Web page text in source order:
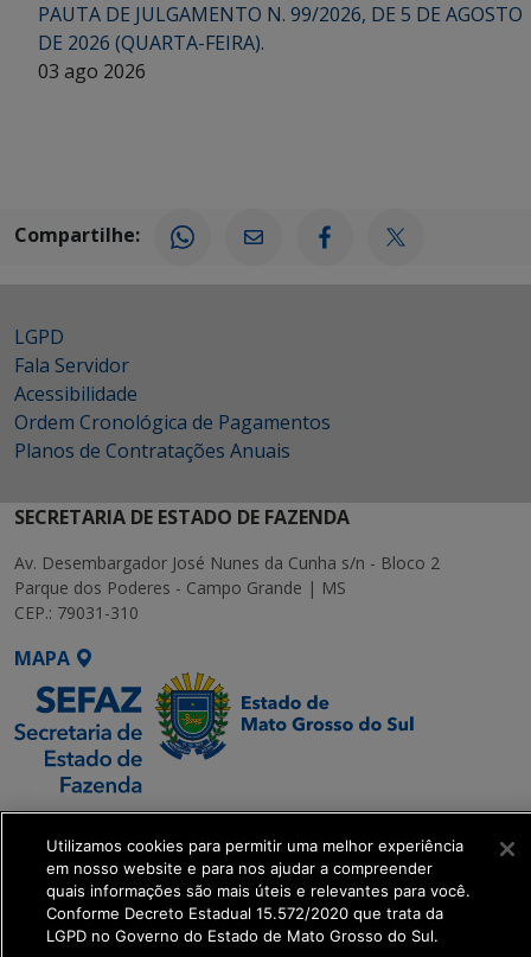
PAUTA DE JULGAMENTO N. 99/2026, DE 5 DE AGOSTO
DE 2026 (QUARTA-FEIRA).
03 ago 2026
Compartilhe:
LGPD
Fala Servidor
Acessibilidade
Ordem Cronológica de Pagamentos
Planos de Contratações Anuais
SECRETARIA DE ESTADO DE FAZENDA
Av. Desembargador José Nunes da Cunha s/n - Bloco 2
Parque dos Poderes - Campo Grande | MS
CEP.: 79031-310
MAPA
SETDIG | Secretaria-
Executiva de
Transformação Digital
get_footer();
Utilizamos cookies para permitir uma melhor experiência
em nosso website e para nos ajudar a compreender
quais informações são mais úteis e relevantes para você.
Conforme Decreto Estadual 15.572/2020 que trata da
LGPD no Governo do Estado de Mato Grosso do Sul.